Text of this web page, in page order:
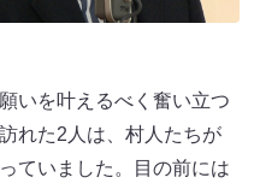
いを叶えるべく奮い立つ
れた2人は、村人たちが
ていました。目の前には